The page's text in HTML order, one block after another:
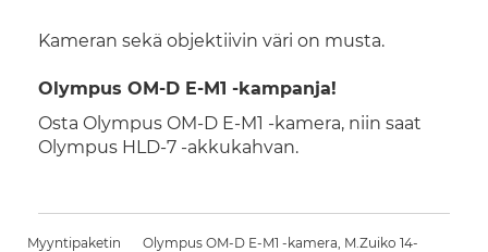
Kameran sekä objektiivin väri on musta.
Olympus OM-D E-M1 -kampanja!
Osta Olympus OM-D E-M1 -kamera, niin saat
Olympus HLD-7 -akkukahvan.
Myyntipaketin
Olympus OM-D E-M1 -kamera, M.Zuiko 14-